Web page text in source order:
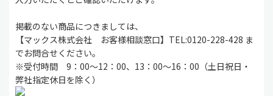
掲載のない商品につきましては、
【マックス株式会社 お客様相談窓口】TEL:0120-228-428 ま
でお問合せください。
※受付時間 9：00～12：00、13：00～16：00（土日祝日・
弊社指定休日を除く）